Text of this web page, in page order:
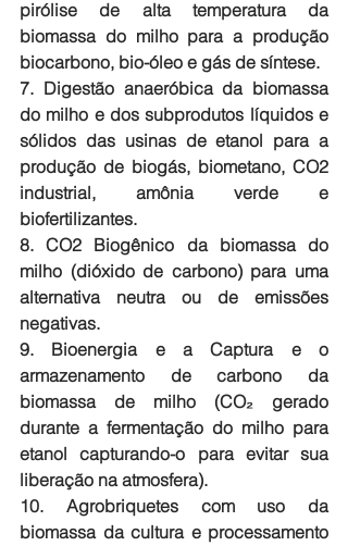
pirólise de alta temperatura da
biomassa do milho para a produção
biocarbono, bio-óleo e gás de síntese.
7. Digestão anaeróbica da biomassa
do milho e dos subprodutos líquidos e
sólidos das usinas de etanol para a
produção de biogás, biometano, CO2
industrial, amônia verde e
biofertilizantes.
8. CO2 Biogênico da biomassa do
milho (dióxido de carbono) para uma
alternativa neutra ou de emissões
negativas.
9. Bioenergia e a Captura e o
armazenamento de carbono da
biomassa de milho (CO₂ gerado
durante a fermentação do milho para
etanol capturando-o para evitar sua
liberação na atmosfera).
10. Agrobriquetes com uso da
biomassa da cultura e processamento